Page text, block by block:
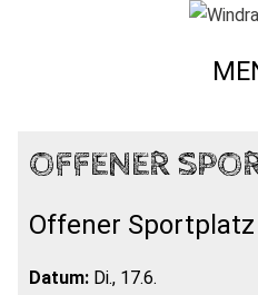
OFFENER
Offener Sportplatz
Datum: Di., 17.6.